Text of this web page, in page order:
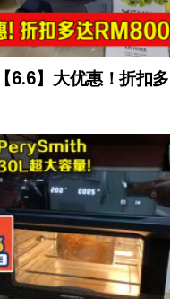
6.6】大优惠！折扣多